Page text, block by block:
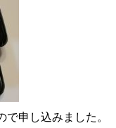
申し込みました。